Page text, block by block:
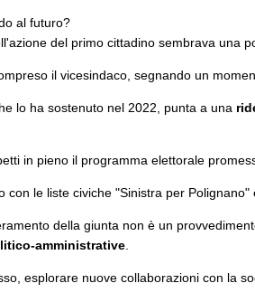
al futuro?
del primo cittadino sembrava una
il vicesindaco, segnando un
lo ha sostenuto nel 2022, punta a una
in pieno il programma elettorale
le liste civiche "Sinistra per Polignano"
della giunta non è un
amministrative.
esplorare nuove collaborazioni con la